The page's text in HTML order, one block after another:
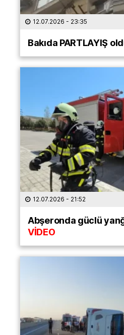
12.07.2026 - 23:35
Bakıda PARTLAYIŞ
12.07.2026 - 21:52
Abşeronda güclü
VİDEO